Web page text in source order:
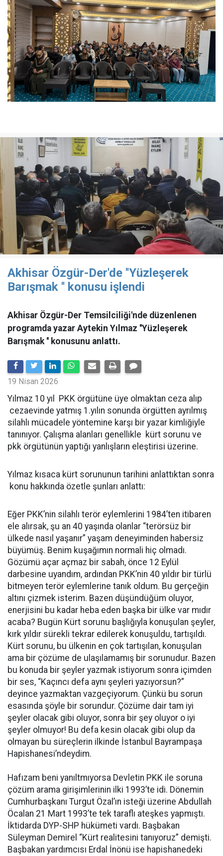
Akhisar Özgür-Der'de ''Yüzleşerek
Barışmak '' konusu işlendi
Akhisar Özgür-Der Temsilciliği'nde düzenlenen
programda yazar Aytekin Yılmaz ''Yüzleşerek
Barışmak '' konusunu anlattı.
19 Nisan 2026
Yılmaz 10 yıl PKK örgütüne üye olmaktan ceza alıp
cezaevinde yatmış 1.yılın sonunda örgütten ayrılmış
silahlı mücadele yöntemine karşı bir yazar kimliğiyle
tanınıyor. Çalışma alanları genellikle kürt sorunu ve
pkk örgütünün yaptığı yanlışların eleştirisi üzerine.
Yılmaz kısaca kürt sorununun tarihini anlattıktan sonra
konu hakkında özetle şunları anlattı:
Eğer PKK’nin silahlı terör eylemlerini 1984’ten itibaren
ele alırsak, şu an 40 yaşında olanlar “terörsüz bir
ülkede nasıl yaşanır” yaşam deneyiminden habersiz
büyümüş. Benim kuşağımın normali hiç olmadı.
Gözümü açar açmaz bir sabah, önce 12 Eylül
darbesine uyandım, ardından PKK’nin 40 yıldır bir türlü
bitmeyen terör eylemlerine tanık oldum. Bu gerçeğin
altını çizmek isterim. Bazen düşündüğüm oluyor,
enerjisini bu kadar heba eden başka bir ülke var mıdır
acaba? Bugün Kürt sorunu başlığıyla konuşulan şeyler,
kırk yıldır sürekli tekrar edilerek konuşuldu, tartışıldı.
Kürt sorunu, bu ülkenin en çok tartışılan, konuşulan
ama bir çözüme de ulaşılamamış bir sorunudur. Bazen
bu konuda bir şeyler yazmak istiyorum sonra içimden
bir ses, “Kaçıncı defa aynı şeyleri yazıyorsun?”
deyince yazmaktan vazgeçiyorum. Çünkü bu sorun
esasında şöyle bir sorundur. Çözüme dair tam iyi
şeyler olacak gibi oluyor, sonra bir şey oluyor o iyi
şeyler olmuyor! Bu defa kesin olacak gibi olup da
olmayan bu süreçlerin ilkinde İstanbul Bayrampaşa
Hapishanesi’ndeydim.
Hafızam beni yanıltmıyorsa Devletin PKK ile soruna
çözüm arama girişimlerinin ilki 1993’te idi. Dönemin
Cumhurbaşkanı Turgut Özal’ın isteği üzerine Abdullah
Öcalan 21 Mart 1993’te tek taraflı ateşkes yapmıştı.
İktidarda DYP-SHP hükümeti vardı. Başbakan
Süleyman Demirel “Kürt realitesini tanıyoruz” demişti.
Başbakan yardımcısı Erdal İnönü ise hapishanedeki